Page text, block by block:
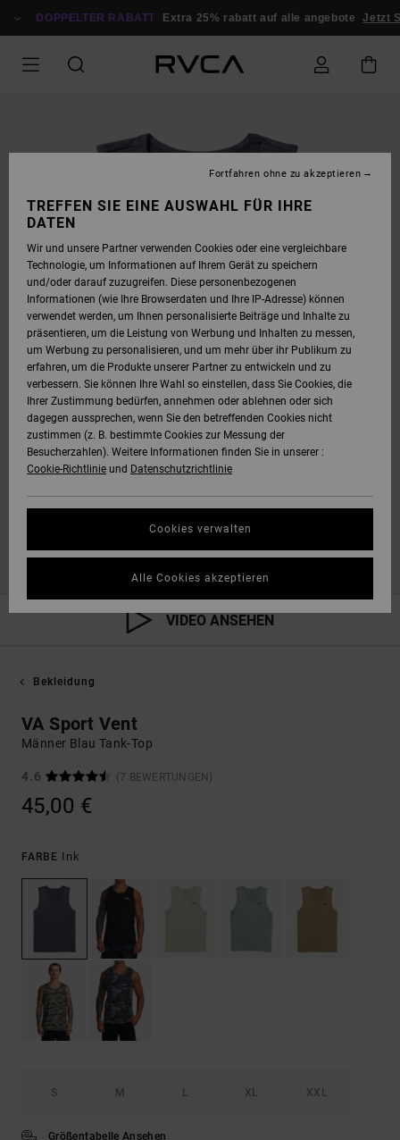
ZUR
DOPPELTER RABATT Extra 25% rabatt auf alle angebote Jetzt
VIDEO ANSEHEN
Bekleidung
VA Sport Vent
Männer Blau Tank-Top
4.6 (7 BEWERTUNGEN)
45,00 €
FARBE Ink
S M L XL XXL
Größentabelle Ansehen
TREFFEN SIE EINE AUSWAHL FÜR IHRE
DATEN
Wir und unsere Partner verwenden Cookies oder eine vergleichbare
Technologie, um Informationen auf Ihrem Gerät zu speichern
und/oder darauf zuzugreifen. Diese personenbezogenen
Informationen (wie Ihre Browserdaten und Ihre IP-Adresse) können
verwendet werden, um Ihnen personalisierte Beiträge und Inhalte zu
präsentieren, um die Leistung von Werbung und Inhalten zu messen,
um Werbung zu personalisieren, und um mehr über ihr Publikum zu
erfahren, um die Produkte unserer Partner zu entwickeln und zu
verbessern. Sie können Ihre Wahl so einstellen, dass Sie Cookies, die
Ihrer Zustimmung bedürfen, annehmen oder ablehnen oder sich
dagegen aussprechen, wenn Sie den betreffenden Cookies nicht
zustimmen (z. B. bestimmte Cookies zur Messung der
Besucherzahlen). Weitere Informationen finden Sie in unserer :
Cookie-Richtlinie und Datenschutzrichtlinie
Cookies verwalten
Fortfahren ohne zu akzeptieren
Alle Cookies akzeptieren